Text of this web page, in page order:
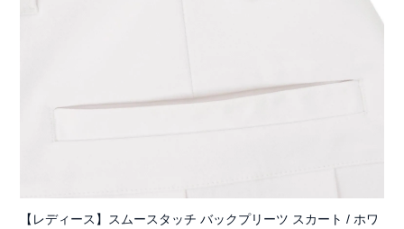
【レディース】スムースタッチ バックプリーツ スカート / ホワ